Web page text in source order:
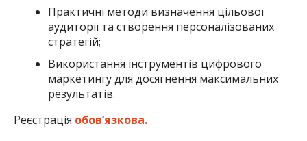
Практичні методи визначення цільової
аудиторії та створення персоналізованих
стратегій;
Використання інструментів цифрового
маркетингу для досягнення максимальних
результатів.
Реєстрація обов’язкова.